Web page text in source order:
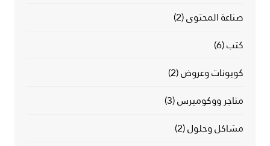
صناعة المحتوى(2)
كتب(6)
كوبونات وعروض(2)
متاجر ووكوميرس(3)
مشاكل وحلول(2)